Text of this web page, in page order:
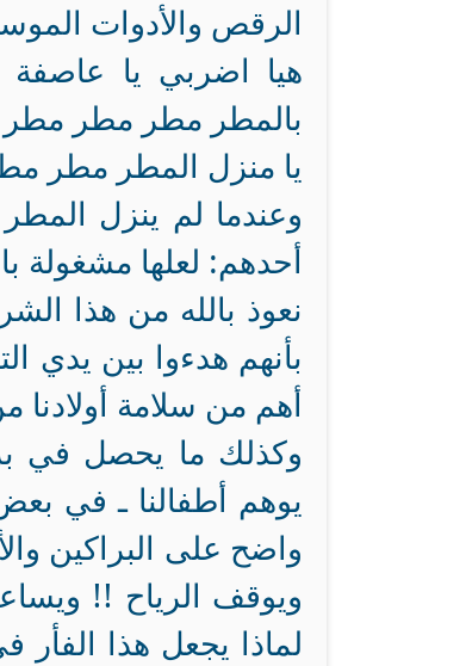
الرقص والأدوات
هيا اضربي يا
بالمطر مطر مطر مطر
يا منزل المطر مطر
وعندما لم ينزل
أحدهم: لعلها مشغولة
نعوذ بالله من هذا
بأنهم هدءوا بين يدي
أهم من سلامة أولادنا
وكذلك ما يحصل في
يوهم أطفالنا ـ في
واضح على البراكين
ويوقف الرياح !!
لماذا يجعل هذا